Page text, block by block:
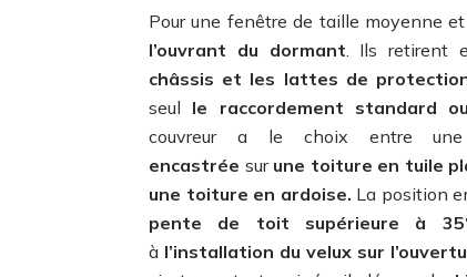
Pour une fenêtre de taille moyenne
l’ouvrant du dormant . Ils retirent
châssis et les lattes de
seul le raccordement standard
couvreur a le choix entre
encastrée sur une toiture en tuile
une toiture en ardoise. La position
pente de toit supérieure à
à l’installation du velux sur